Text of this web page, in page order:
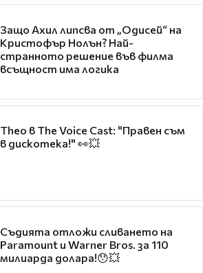
Защо Ахил липсва от „Одисей“ на
Кристофър Нолън? Най-
странното решение във филма
всъщност има логика
Theo в The Voice Cast: "Правен съм
в дискотека!" 👀💥
Съдията отложи сливането на
Paramount и Warner Bros. за 110
милиарда долара!😯💥